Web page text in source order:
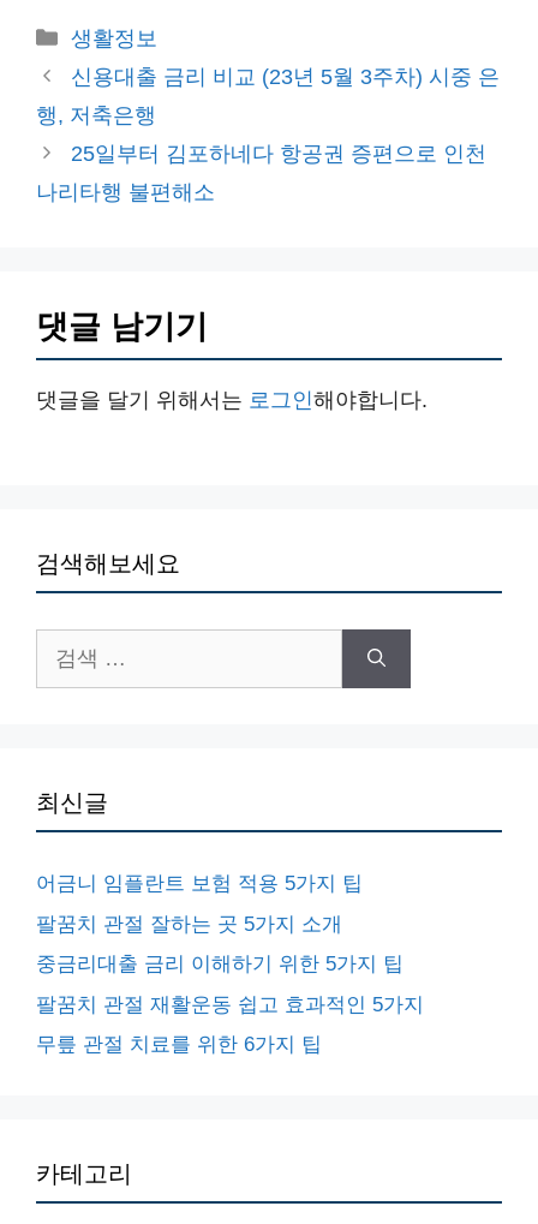
카
테
리
생활정보
신용대출 금리 비교 (23년 5월 3주차) 시중 은
행, 저축은행
25일부터 김포하네다 항공권 증편으로 인천
나리타행 불편해소
댓글 남기기
댓글을 달기 위해서는 로그인해야합니다.
검색해보세요
색:
최신글
어금니 임플란트 보험 적용 5가지 팁
팔꿈치 관절 잘하는 곳 5가지 소개
중금리대출 금리 이해하기 위한 5가지 팁
팔꿈치 관절 재활운동 쉽고 효과적인 5가지
무릎 관절 치료를 위한 6가지 팁
카테고리